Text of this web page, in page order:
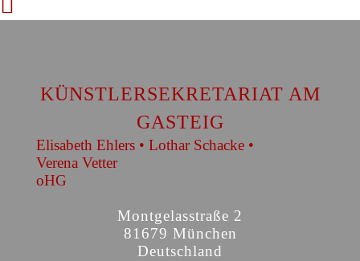
KÜNSTLERSEKRETARIAT AM
GASTEIG
Elisabeth Ehlers • Lothar Schacke •
Verena Vetter
oHG
Montgelasstraße 2
81679 München
Deutschland